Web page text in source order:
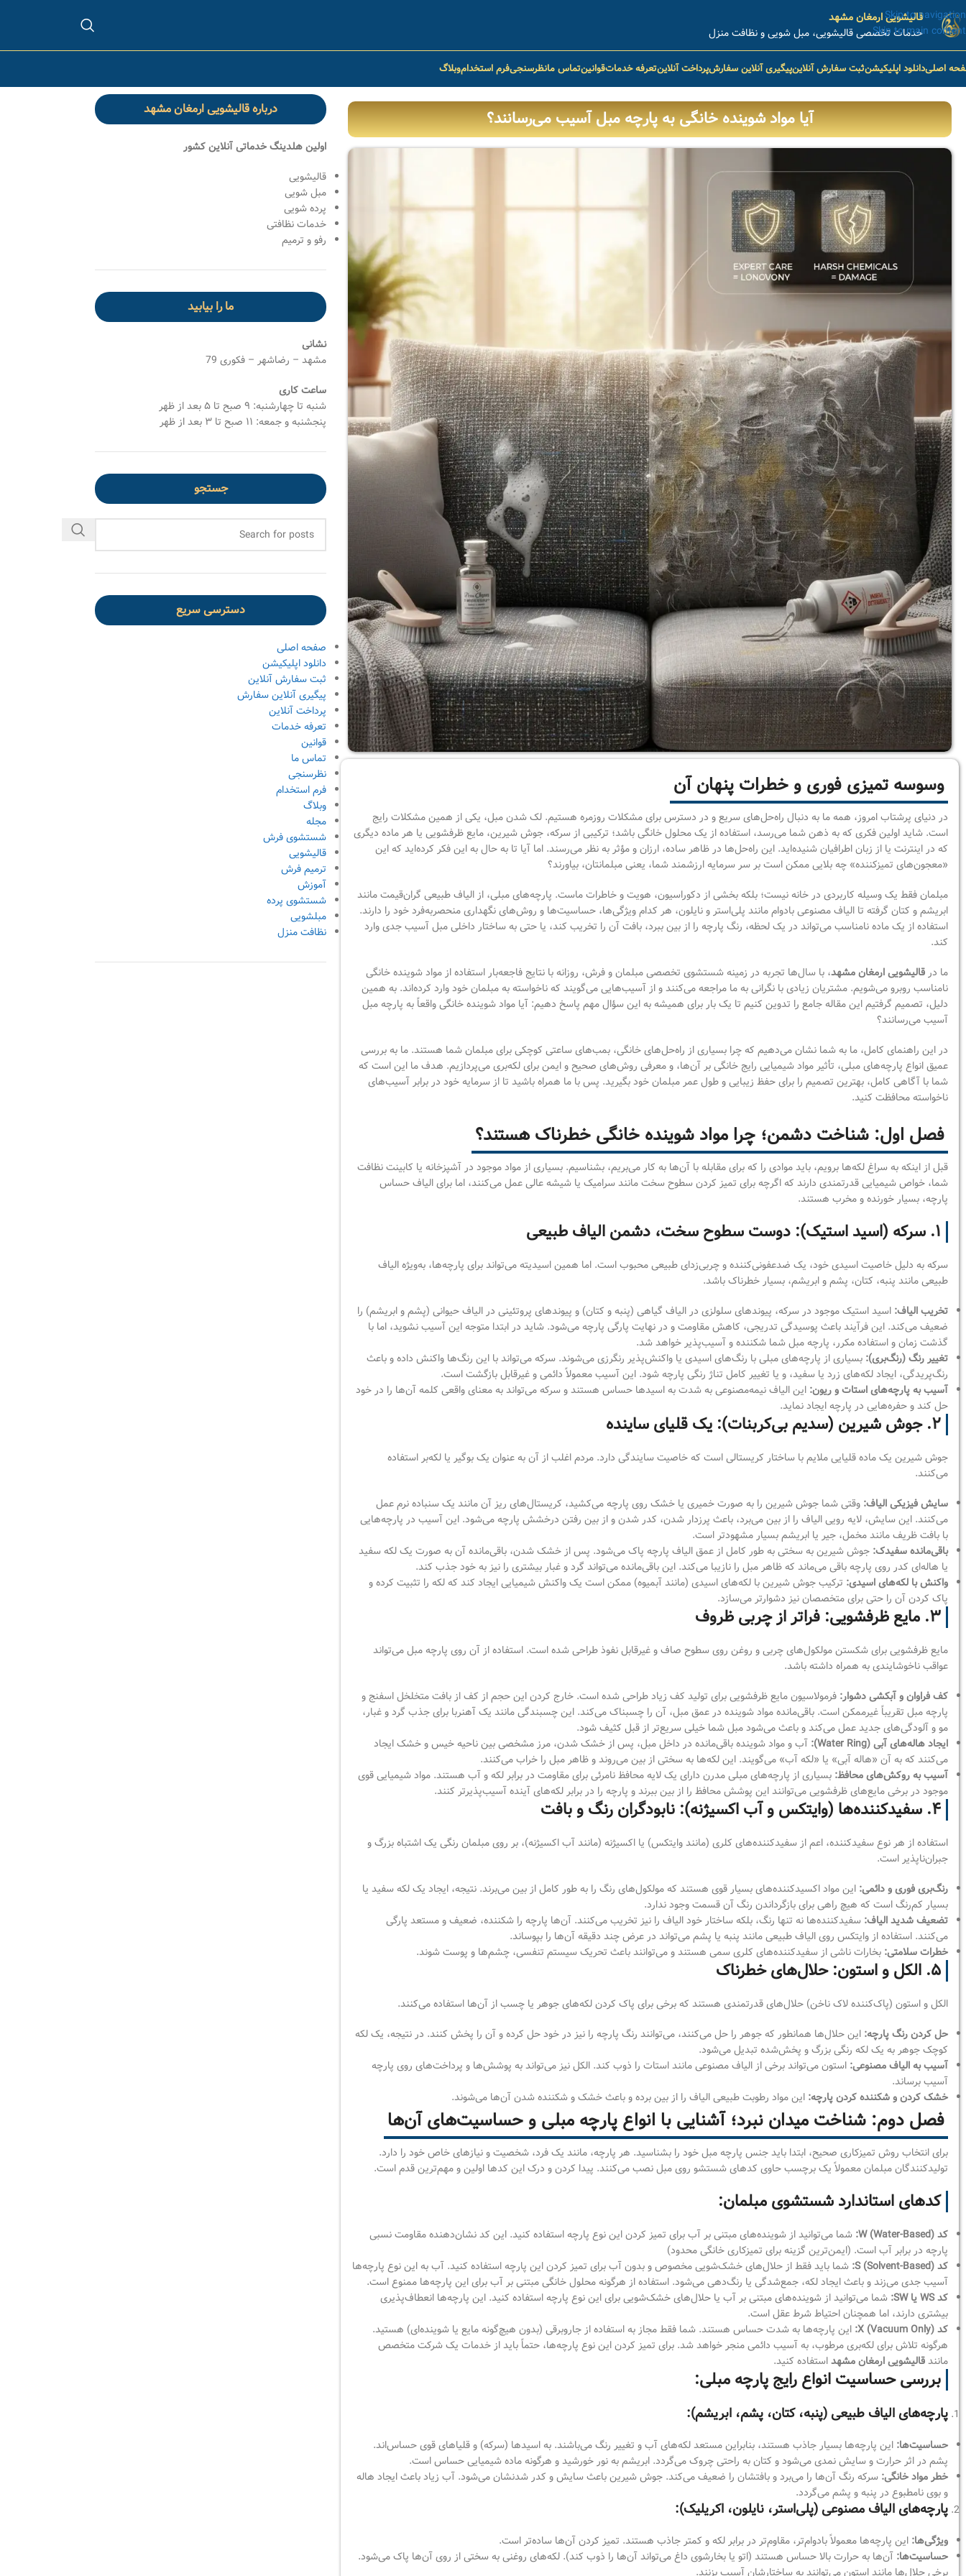
Skip to navigation
Skip to main content
قالیشویی ارمغان مشهد
خدمات تخصصی قالیشویی، مبل شویی و نظافت منزل
اصلیدانلود اپلیکیشنثبت سفارش آنلاینپیگیری آنلاین سفارشپرداخت آنلاینتعرفه خدماتقوانینتماس مانظرسنجیفرم استخداموبلاگ
آیا مواد شوینده خانگی به پارچه مبل آسیب می‌رسانند؟
وسوسه تمیزی فوری و خطرات پنهان آن
در دنیای پرشتاب امروز، همه ما به دنبال راه‌حل‌های سریع و در دسترس برای مشکلات روزمره هستیم. لک شدن مبل، یکی از همین مشکلات رایج
است. شاید اولین فکری که به ذهن شما می‌رسد، استفاده از یک محلول خانگی باشد؛ ترکیبی از سرکه، جوش شیرین، مایع ظرفشویی یا هر ماده دیگری
که در اینترنت یا از زبان اطرافیان شنیده‌اید. این راه‌حل‌ها در ظاهر ساده، ارزان و مؤثر به نظر می‌رسند. اما آیا تا به حال به این فکر کرده‌اید که این
«معجون‌های تمیزکننده» چه بلایی ممکن است بر سر سرمایه ارزشمند شما، یعنی مبلمانتان، بیاورند؟
مبلمان فقط یک وسیله کاربردی در خانه نیست؛ بلکه بخشی از دکوراسیون، هویت و خاطرات ماست. پارچه‌های مبلی، از الیاف طبیعی گران‌قیمت مانند
ابریشم و کتان گرفته تا الیاف مصنوعی بادوام مانند پلی‌استر و نایلون، هر کدام ویژگی‌ها، حساسیت‌ها و روش‌های نگهداری منحصربه‌فرد خود را دارند.
استفاده از یک ماده نامناسب می‌تواند در یک لحظه، رنگ پارچه را از بین ببرد، بافت آن را تخریب کند، یا حتی به ساختار داخلی مبل آسیب جدی وارد
کند.
ما در قالیشویی ارمغان مشهد، با سال‌ها تجربه در زمینه شستشوی تخصصی مبلمان و فرش، روزانه با نتایج فاجعه‌بار استفاده از مواد شوینده خانگی
نامناسب روبرو می‌شویم. مشتریان زیادی با نگرانی به ما مراجعه می‌کنند و از آسیب‌هایی می‌گویند که ناخواسته به مبلمان خود وارد کرده‌اند. به همین
دلیل، تصمیم گرفتیم این مقاله جامع را تدوین کنیم تا یک بار برای همیشه به این سؤال مهم پاسخ دهیم: آیا مواد شوینده خانگی واقعاً به پارچه مبل
آسیب می‌رسانند؟
در این راهنمای کامل، ما به شما نشان می‌دهیم که چرا بسیاری از راه‌حل‌های خانگی، بمب‌های ساعتی کوچکی برای مبلمان شما هستند. ما به بررسی
عمیق انواع پارچه‌های مبلی، تأثیر مواد شیمیایی رایج خانگی بر آن‌ها، و معرفی روش‌های صحیح و ایمن برای لکه‌بری می‌پردازیم. هدف ما این است که
شما با آگاهی کامل، بهترین تصمیم را برای حفظ زیبایی و طول عمر مبلمان خود بگیرید. پس با ما همراه باشید تا از سرمایه خود در برابر آسیب‌های
ناخواسته محافظت کنید.
فصل اول: شناخت دشمن؛ چرا مواد شوینده خانگی خطرناک هستند؟
قبل از اینکه به سراغ لکه‌ها برویم، باید موادی را که برای مقابله با آن‌ها به کار می‌بریم، بشناسیم. بسیاری از مواد موجود در آشپزخانه یا کابینت نظافت
شما، خواص شیمیایی قدرتمندی دارند که اگرچه برای تمیز کردن سطوح سخت مانند سرامیک یا شیشه عالی عمل می‌کنند، اما برای الیاف حساس
پارچه، بسیار خورنده و مخرب هستند.
۱. سرکه (اسید استیک): دوست سطوح سخت، دشمن الیاف طبیعی
سرکه به دلیل خاصیت اسیدی خود، یک ضدعفونی‌کننده و چربی‌زدای طبیعی محبوب است. اما همین اسیدیته می‌تواند برای پارچه‌ها، به‌ویژه الیاف
طبیعی مانند پنبه، کتان، پشم و ابریشم، بسیار خطرناک باشد.
تخریب الیاف: اسید استیک موجود در سرکه، پیوندهای سلولزی در الیاف گیاهی (پنبه و کتان) و پیوندهای پروتئینی در الیاف حیوانی (پشم و ابریشم) را
ضعیف می‌کند. این فرآیند باعث پوسیدگی تدریجی، کاهش مقاومت و در نهایت پارگی پارچه می‌شود. شاید در ابتدا متوجه این آسیب نشوید، اما با
گذشت زمان و استفاده مکرر، پارچه مبل شما شکننده و آسیب‌پذیر خواهد شد.
تغییر رنگ (رنگ‌بری): بسیاری از پارچه‌های مبلی با رنگ‌های اسیدی یا واکنش‌پذیر رنگرزی می‌شوند. سرکه می‌تواند با این رنگ‌ها واکنش داده و باعث
رنگ‌پریدگی، ایجاد لکه‌های زرد یا سفید، و یا تغییر کامل تناژ رنگی پارچه شود. این آسیب معمولاً دائمی و غیرقابل بازگشت است.
آسیب به پارچه‌های استات و ریون: این الیاف نیمه‌مصنوعی به شدت به اسیدها حساس هستند و سرکه می‌تواند به معنای واقعی کلمه آن‌ها را در خود
حل کند و حفره‌هایی در پارچه ایجاد نماید.
۲. جوش شیرین (سدیم بی‌کربنات): یک قلیای ساینده
جوش شیرین یک ماده قلیایی ملایم با ساختار کریستالی است که خاصیت سایندگی دارد. مردم اغلب از آن به عنوان یک بوگیر یا لکه‌بر استفاده
می‌کنند.
سایش فیزیکی الیاف: وقتی شما جوش شیرین را به صورت خمیری یا خشک روی پارچه می‌کشید، کریستال‌های ریز آن مانند یک سنباده نرم عمل
می‌کنند. این سایش، لایه رویی الیاف را از بین می‌برد، باعث پرزدار شدن، کدر شدن و از بین رفتن درخشش پارچه می‌شود. این آسیب در پارچه‌هایی
با بافت ظریف مانند مخمل، جیر یا ابریشم بسیار مشهودتر است.
باقی‌مانده سفیدک: جوش شیرین به سختی به طور کامل از عمق الیاف پارچه پاک می‌شود. پس از خشک شدن، باقی‌مانده آن به صورت یک لکه سفید
یا هاله‌ای کدر روی پارچه باقی می‌ماند که ظاهر مبل را نازیبا می‌کند. این باقی‌مانده می‌تواند گرد و غبار بیشتری را نیز به خود جذب کند.
واکنش با لکه‌های اسیدی: ترکیب جوش شیرین با لکه‌های اسیدی (مانند آبمیوه) ممکن است یک واکنش شیمیایی ایجاد کند که لکه را تثبیت کرده و
پاک کردن آن را حتی برای متخصصان نیز دشوارتر می‌سازد.
۳. مایع ظرفشویی: فراتر از چربی ظروف
مایع ظرفشویی برای شکستن مولکول‌های چربی و روغن روی سطوح صاف و غیرقابل نفوذ طراحی شده است. استفاده از آن روی پارچه مبل می‌تواند
عواقب ناخوشایندی به همراه داشته باشد.
کف فراوان و آبکشی دشوار: فرمولاسیون مایع ظرفشویی برای تولید کف زیاد طراحی شده است. خارج کردن این حجم از کف از بافت متخلخل اسفنج و
پارچه مبل تقریباً غیرممکن است. باقی‌مانده مواد شوینده در عمق مبل، آن را چسبناک می‌کند. این چسبندگی مانند یک آهنربا برای جذب گرد و غبار،
مو و آلودگی‌های جدید عمل می‌کند و باعث می‌شود مبل شما خیلی سریع‌تر از قبل کثیف شود.
ایجاد هاله‌های آبی (Water Ring):
آب و مواد شوینده باقی‌مانده در داخل مبل، پس از خشک شدن، مرز مشخصی بین ناحیه خیس و خشک ایجاد
می‌کنند که به آن «هاله آبی» یا «لکه آب» می‌گویند. این لکه‌ها به سختی از بین می‌روند و ظاهر مبل را خراب می‌کنند.
آسیب به روکش‌های محافظ: بسیاری از پارچه‌های مبلی مدرن دارای یک لایه محافظ نامرئی برای مقاومت در برابر لکه و آب هستند. مواد شیمیایی قوی
موجود در برخی مایع‌های ظرفشویی می‌توانند این پوشش محافظ را از بین ببرند و پارچه را در برابر لکه‌های آینده آسیب‌پذیرتر کنند.
۴. سفیدکننده‌ها (وایتکس و آب اکسیژنه): نابودگران رنگ و بافت
استفاده از هر نوع سفیدکننده، اعم از سفیدکننده‌های کلری (مانند وایتکس) یا اکسیژنه (مانند آب اکسیژنه)، بر روی مبلمان رنگی یک اشتباه بزرگ و
جبران‌ناپذیر است.
رنگ‌بری فوری و دائمی: این مواد اکسیدکننده‌های بسیار قوی هستند که مولکول‌های رنگ را به طور کامل از بین می‌برند. نتیجه، ایجاد یک لکه سفید یا
بسیار کم‌رنگ است که هیچ راهی برای بازگرداندن رنگ آن قسمت وجود ندارد.
تضعیف شدید الیاف: سفیدکننده‌ها نه تنها رنگ، بلکه ساختار خود الیاف را نیز تخریب می‌کنند. آن‌ها پارچه را شکننده، ضعیف و مستعد پارگی
می‌کنند. استفاده از وایتکس روی الیاف طبیعی مانند پنبه یا پشم می‌تواند در عرض چند دقیقه آن‌ها را بپوساند.
خطرات سلامتی: بخارات ناشی از سفیدکننده‌های کلری سمی هستند و می‌توانند باعث تحریک سیستم تنفسی، چشم‌ها و پوست شوند.
۵. الکل و استون: حلال‌های خطرناک
الکل و استون (پاک‌کننده لاک ناخن) حلال‌های قدرتمندی هستند که برخی برای پاک کردن لکه‌های جوهر یا چسب از آن‌ها استفاده می‌کنند.
حل کردن رنگ پارچه: این حلال‌ها همانطور که جوهر را حل می‌کنند، می‌توانند رنگ پارچه را نیز در خود حل کرده و آن را پخش کنند. در نتیجه، یک لکه
کوچک جوهر به یک لکه رنگی بزرگ و پخش‌شده تبدیل می‌شود.
آسیب به الیاف مصنوعی: استون می‌تواند برخی از الیاف مصنوعی مانند استات را ذوب کند. الکل نیز می‌تواند به پوشش‌ها و پرداخت‌های روی پارچه
آسیب برساند.
خشک کردن و شکننده کردن پارچه: این مواد رطوبت طبیعی الیاف را از بین برده و باعث خشک و شکننده شدن آن‌ها می‌شوند.
فصل دوم: شناخت میدان نبرد؛ آشنایی با انواع پارچه مبلی و حساسیت‌های آن‌ها
برای انتخاب روش تمیزکاری صحیح، ابتدا باید جنس پارچه مبل خود را بشناسید. هر پارچه، مانند یک فرد، شخصیت و نیازهای خاص خود را دارد.
تولیدکنندگان مبلمان معمولاً یک برچسب حاوی کدهای شستشو روی مبل نصب می‌کنند. پیدا کردن و درک این کدها اولین و مهم‌ترین قدم است.
کدهای استاندارد شستشوی مبلمان:
کد W (Water-Based):
شما می‌توانید از شوینده‌های مبتنی بر آب برای تمیز کردن این نوع پارچه استفاده کنید. این کد نشان‌دهنده مقاومت نسبی
پارچه در برابر آب است. (ایمن‌ترین گزینه برای تمیزکاری خانگی محدود)
کد S (Solvent-Based):
شما باید فقط از حلال‌های خشک‌شویی مخصوص و بدون آب برای تمیز کردن این پارچه استفاده کنید. آب به این نوع پارچه‌ها
آسیب جدی می‌زند و باعث ایجاد لکه، جمع‌شدگی یا رنگ‌دهی می‌شود. استفاده از هرگونه محلول خانگی مبتنی بر آب برای این پارچه‌ها ممنوع است.
کد WS یا SW:
شما می‌توانید از شوینده‌های مبتنی بر آب یا حلال‌های خشک‌شویی برای این نوع پارچه استفاده کنید. این پارچه‌ها انعطاف‌پذیری
بیشتری دارند، اما همچنان احتیاط شرط عقل است.
کد X (Vacuum Only):
این پارچه‌ها به شدت حساس هستند. شما فقط مجاز به استفاده از جاروبرقی (بدون هیچ‌گونه مایع یا شوینده‌ای) هستید.
هرگونه تلاش برای لکه‌بری مرطوب، به آسیب دائمی منجر خواهد شد. برای تمیز کردن این نوع پارچه‌ها، حتماً باید از خدمات یک شرکت متخصص
مانندقالیشویی ارمغان مشهداستفاده کنید.
بررسی حساسیت انواع رایج پارچه مبلی:
پارچه‌های الیاف طبیعی (پنبه، کتان، پشم، ابریشم):
حساسیت‌ها: این پارچه‌ها بسیار جاذب هستند، بنابراین مستعد لکه‌های آب و تغییر رنگ می‌باشند. به اسیدها (سرکه) و قلیاهای قوی حساس‌اند.
پشم در اثر حرارت و سایش نمدی می‌شود و کتان به راحتی چروک می‌گردد. ابریشم به نور خورشید و هرگونه ماده شیمیایی حساس است.
خطر مواد خانگی: سرکه رنگ آن‌ها را می‌برد و بافتشان را ضعیف می‌کند. جوش شیرین باعث سایش و کدر شدنشان می‌شود. آب زیاد باعث ایجاد هاله
و بوی نامطبوع در پنبه و پشم می‌گردد.
پارچه‌های الیاف مصنوعی (پلی‌استر، نایلون، اکریلیک):
ویژگی‌ها: این پارچه‌ها معمولاً بادوام‌تر، مقاوم‌تر در برابر لکه و کمتر جاذب هستند. تمیز کردن آن‌ها ساده‌تر است.
حساسیت‌ها: آن‌ها به حرارت بالا حساس هستند (اتو یا بخارشوی داغ می‌تواند آن‌ها را ذوب کند). لکه‌های روغنی به سختی از روی آن‌ها پاک می‌شود.
برخی حلال‌ها مانند استون می‌توانند به ساختارشان آسیب بزنند.
درباره قالیشویی ارمغان مشهد
اولین هلدینگ خدماتی آنلاین کشور
قالیشویی
مبل شویی
پرده شویی
خدمات نظافتی
رفو و ترمیم
ما را بیابید
نشانی
مشهد – رضاشهر – فکوری 79
ساعت کاری
شنبه تا چهارشنبه: ۹ صبح تا ۵ بعد از ظهر
پنجشنبه و جمعه: ۱۱ صبح تا ۳ بعد از ظهر
جستجو
دسترسی سریع
صفحه اصلی
دانلود اپلیکیشن
ثبت سفارش آنلاین
پیگیری آنلاین سفارش
پرداخت آنلاین
تعرفه خدمات
قوانین
تماس ما
نظرسنجی
فرم استخدام
وبلاگ
مجله
شستشوی فرش
قالیشویی
ترمیم فرش
آموزش
شستشوی پرده
مبلشویی
نظافت منزل